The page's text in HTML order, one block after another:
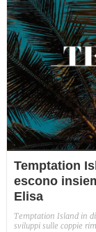
Temptation
escono
Elisa
Temptation Island in
sviluppi sulle coppie